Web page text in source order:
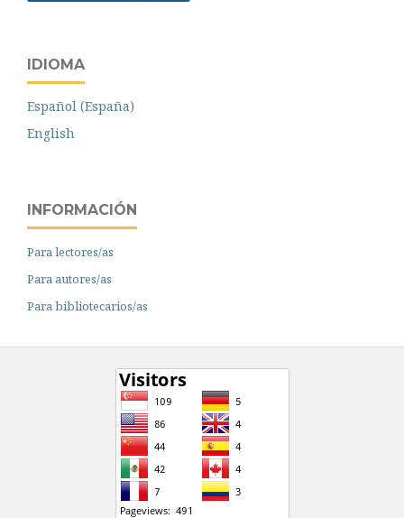
IDIOMA
Español (España)
English
INFORMACIÓN
Para lectores/as
Para autores/as
Para bibliotecarios/as